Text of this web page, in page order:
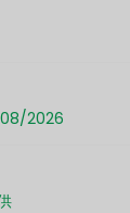
08/2026